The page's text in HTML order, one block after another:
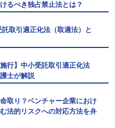
るべき独占禁止法とは？
取引適正化法（取適法）と
行】中小受託取引適正化法
士が解説
取り？ベンチャー企業におけ
法的リスクへの対応方法を弁